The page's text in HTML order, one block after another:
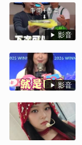
影音
影音